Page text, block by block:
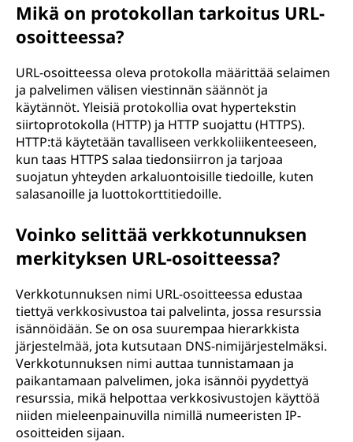
Mikä on protokollan tarkoitus URL-
osoitteessa?
URL-osoitteessa oleva protokolla määrittää selaimen
ja palvelimen välisen viestinnän säännöt ja
käytännöt. Yleisiä protokollia ovat hypertekstin
siirtoprotokolla (HTTP) ja HTTP suojattu (HTTPS).
HTTP:tä käytetään tavalliseen verkkoliikenteeseen,
kun taas HTTPS salaa tiedonsiirron ja tarjoaa
suojatun yhteyden arkaluontoisille tiedoille, kuten
salasanoille ja luottokorttitiedoille.
Voinko selittää verkkotunnuksen
merkityksen URL-osoitteessa?
Verkkotunnuksen nimi URL-osoitteessa edustaa
tiettyä verkkosivustoa tai palvelinta, jossa resurssia
isännöidään. Se on osa suurempaa hierarkkista
järjestelmää, jota kutsutaan DNS-nimijärjestelmäksi.
Verkkotunnuksen nimi auttaa tunnistamaan ja
paikantamaan palvelimen, joka isännöi pyydettyä
resurssia, mikä helpottaa verkkosivustojen käyttöä
niiden mieleenpainuvilla nimillä numeeristen IP-
osoitteiden sijaan.